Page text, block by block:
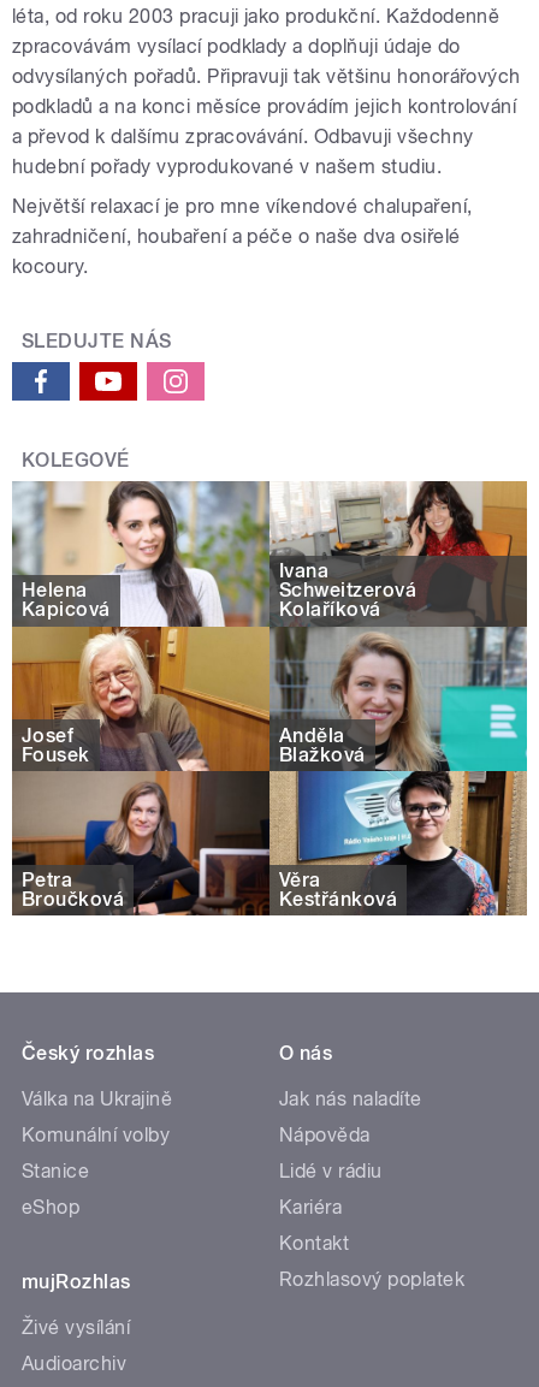
léta, od roku 2003 pracuji jako produkční. Každodenně
zpracovávám vysílací podklady a doplňuji údaje do
odvysílaných pořadů. Připravuji tak většinu honorářových
podkladů a na konci měsíce provádím jejich kontrolování
a převod k dalšímu zpracovávání. Odbavuji všechny
hudební pořady vyprodukované v našem studiu.
Největší relaxací je pro mne víkendové chalupaření,
zahradničení, houbaření a péče o naše dva osiřelé
kocoury.
SLEDUJTE NÁS
KOLEGOVÉ
Helena
Kapicová
Ivana
Schweitzerová
Kolaříková
Josef
Fousek
Anděla
Blažková
Petra
Broučková
Věra
Kestřánková
Český rozhlas
Válka na Ukrajině
Komunální volby
Stanice
eShop
mujRozhlas
Živé vysílání
Audioarchiv
O nás
Jak nás naladíte
Nápověda
Lidé v rádiu
Kariéra
Kontakt
Rozhlasový poplatek